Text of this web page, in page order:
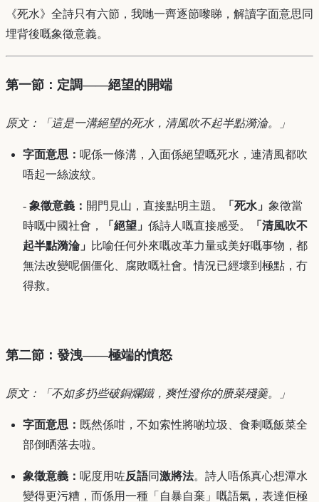
《死水》全詩只有六節，我哋一齊逐節嚟睇，解讀字面意思同
埋背後嘅象徵意義。
第一節：定調——絕望的開端
原文：「這是一溝絕望的死水，清風吹不起半點漪淪。」
字面意思： 呢係一條溝，入面係絕望嘅死水，連清風都吹
唔起一絲波紋。
- 象徵意義： 開門見山，直接點明主題。 「死水」 象徵當
時嘅中國社會，
「絕望」 係詩人嘅直接感受。
「清風吹不
起半點漪淪」 比喻任何外來嘅改革力量或美好嘅事物，都
無法改變呢個僵化、腐敗嘅社會。情況已經壞到極點，冇
得救。
第二節：發洩——極端的憤怒
原文：「不如多扔些破銅爛鐵，爽性潑你的賸菜殘羹。」
字面意思： 既然係咁，不如索性將啲垃圾、食剩嘅飯菜全
部倒晒落去啦。
象徵意義： 呢度用咗反語同激將法。詩人唔係真心想潭水
變得更污糟，而係用一種「自暴自棄」嘅語氣，表達佢極